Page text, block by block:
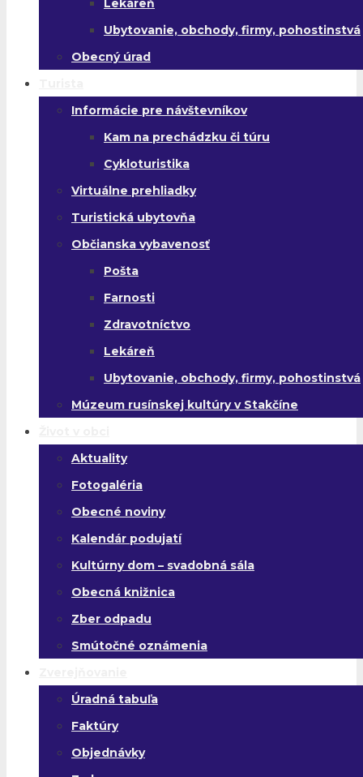
Lekáreň
Ubytovanie, obchody, firmy, pohostinstvá
Obecný úrad
Informácie pre návštevníkov
Kam na prechádzku či túru
Cykloturistika
Virtuálne prehliadky
Turistická ubytovňa
Občianska vybavenosť
Pošta
Farnosti
Zdravotníctvo
Lekáreň
Ubytovanie, obchody, firmy, pohostinstvá
Múzeum rusínskej kultúry v Stakčíne
Aktuality
Fotogaléria
Obecné noviny
Kalendár podujatí
Kultúrny dom – svadobná sála
Obecná knižnica
Zber odpadu
Smútočné oznámenia
Úradná tabuľa
Faktúry
Objednávky